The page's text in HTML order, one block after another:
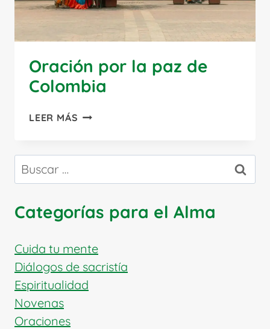
Oración por la paz de
Colombia
LEER MÁS ORACIÓN
PAZ
COLOMBIA
Buscar:
Categorías para el Alma
Cuida tu mente
Diálogos de sacristía
Espiritualidad
Novenas
Oraciones